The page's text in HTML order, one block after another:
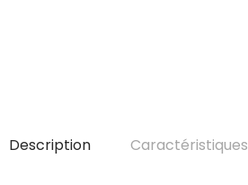
Description Caractéristiques